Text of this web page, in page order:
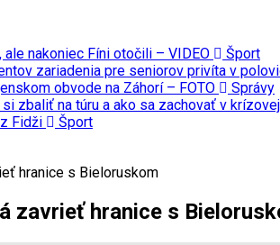
nakoniec Fíni otočili – VIDEO
Šport
zariadenia pre seniorov privíta v
obvode na Záhorí – FOTO
Správy
zbaliť na túru a ako sa zachovať v
Fidži
Šport
hranice s Bieloruskom
zavrieť hranice s